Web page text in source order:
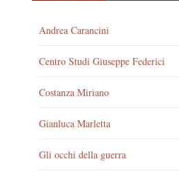
Andrea Carancini
Centro Studi Giuseppe Federici
Costanza Miriano
Gianluca Marletta
Gli occhi della guerra